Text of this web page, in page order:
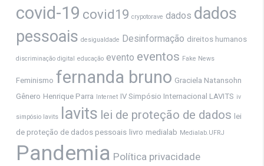
covid-19 covid19 crypotorave dados dados
pessoais desigualdade Desinformação direitos humanos
discriminação digital educação evento eventos Fake News
Feminismo fernanda bruno Graciela Natansohn
Gênero Henrique Parra Internet IV Simpósio Internacional LAVITS iv
simpósio lavits lavits lei de proteção de dados lei
de proteção de dados pessoais livro medialab Medialab.UFRJ
Pandemia Política privacidade